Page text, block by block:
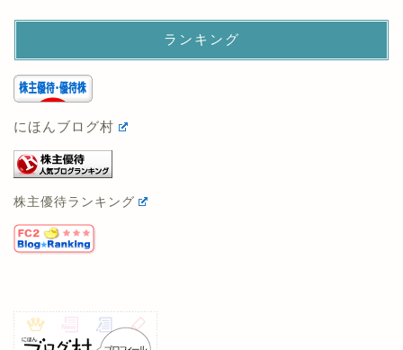
ランキング
にほんブログ村
株主優待ランキング